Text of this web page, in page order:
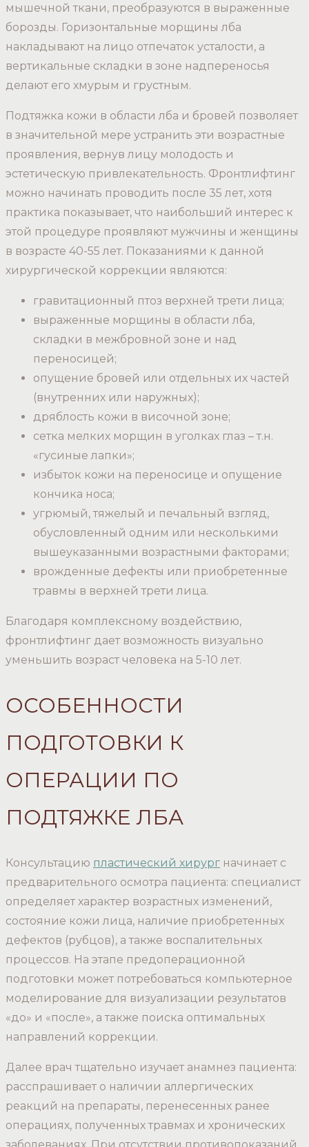
мышечной ткани, преобразуются в выраженные
борозды. Горизонтальные морщины лба
накладывают на лицо отпечаток усталости, а
вертикальные складки в зоне надпереносья
делают его хмурым и грустным.
Подтяжка кожи в области лба и бровей позволяет
в значительной мере устранить эти возрастные
проявления, вернув лицу молодость и
эстетическую привлекательность. Фронтлифтинг
можно начинать проводить после 35 лет, хотя
практика показывает, что наибольший интерес к
этой процедуре проявляют мужчины и женщины
в возрасте 40-55 лет. Показаниями к данной
хирургической коррекции являются:
гравитационный птоз верхней трети лица;
выраженные морщины в области лба,
складки в межбровной зоне и над
переносицей;
опущение бровей или отдельных их частей
(внутренних или наружных);
дряблость кожи в височной зоне;
сетка мелких морщин в уголках глаз – т.н.
«гусиные лапки»;
избыток кожи на переносице и опущение
кончика носа;
угрюмый, тяжелый и печальный взгляд,
обусловленный одним или несколькими
вышеуказанными возрастными факторами;
врожденные дефекты или приобретенные
травмы в верхней трети лица.
Благодаря комплексному воздействию,
фронтлифтинг дает возможность визуально
уменьшить возраст человека на 5-10 лет.
ОСОБЕННОСТИ
ПОДГОТОВКИ К
ОПЕРАЦИИ ПО
ПОДТЯЖКЕ ЛБА
Консультацию пластический хирург начинает с
предварительного осмотра пациента: специалист
определяет характер возрастных изменений,
состояние кожи лица, наличие приобретенных
дефектов (рубцов), а также воспалительных
процессов. На этапе предоперационной
подготовки может потребоваться компьютерное
моделирование для визуализации результатов
«до» и «после», а также поиска оптимальных
направлений коррекции.
Далее врач тщательно изучает анамнез пациента:
расспрашивает о наличии аллергических
реакций на препараты, перенесенных ранее
операциях, полученных травмах и хронических
заболеваниях. При отсутствии противопоказаний